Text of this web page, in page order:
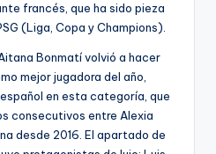
francés, que ha sido pieza
(Liga, Copa y Champions).
Bonmatí volvió a hacer
mejor jugadora del año,
en esta categoría, que
consecutivos entre Alexia
desde 2016. El apartado de